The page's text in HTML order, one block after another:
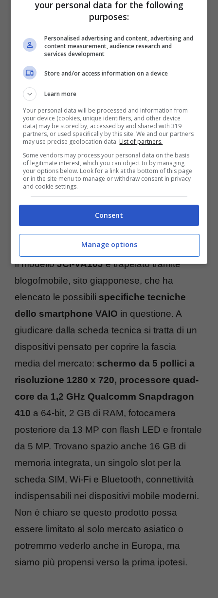
commerciale e dopo ilMobile World
si prepara ad annunciare il
primo smartphone VAIO non solo della sua
storia, ma anche della storia del marchio.
Fino ad oggi, infatti, i VAIO sono stati portatili
e mai prima d’ora si era pensato di sfruttare il
marchio nel mercato mobile.
Il modelloJCI-VA10Jè trapelato tramite
blogofmobile, sito giapponese, che ha
elencato le possibili specifiche tecniche
dello smartphone VAIO in questione. A
giudicare dalla scheda tecnica si tratta di un
dispositivi pensato per coprire la fascia
media del mercato: schermo da 5 pollici a
risoluzione 1280 x 720, processore quad-
core da 1,2 GHz Qualcomm Snapdragon
410 a 64-bit, 2 GB di RAM, fotocamera
posteriore da 13 MP con flash LED e frontale
da 5 MP. Trovano spazio anche 16 GB di
memoria integrata, un singolo slot per la
scheda SIM, Wi-Fi e Bluetooth, connettività
indispensabili nei dispositivi mobile moderni.
Non è chiaro se questo prodotto possa
essere limitato al solo mercato asiatico o
potremmo vederlo anche in Europa, ma
siamo più propensi verso la prima ipotesi.
your personal data for the following
purposes:
Personalised advertising and content, advertising and
content measurement, audience research and
services development
Store and/or access information on a device
Learn more
Your personal data will be processed and information from
your device (cookies, unique identifiers, and other device
data) may be stored by, accessed by and shared with 319
partners, or used specifically by this site. We and our partners
may use precise geolocation data. List of partners.
Some vendors may process your personal data on the basis
of legitimate interest, which you can object to by managing
your options below. Look for a link at the bottom of this page
or in the site menu to manage or withdraw consent in privacy
and cookie settings.
Consent
Manage options